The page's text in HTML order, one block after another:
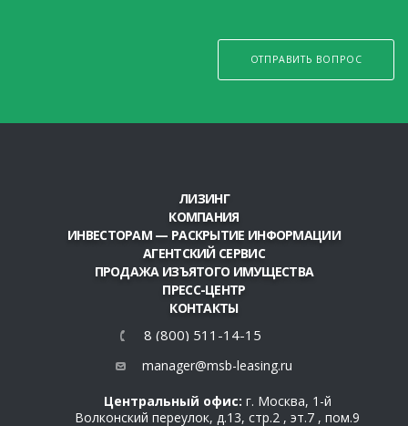
ОТПРАВИТЬ ВОПРОС
ЛИЗИНГ
КОМПАНИЯ
ИНВЕСТОРАМ — РАСКРЫТИЕ ИНФОРМАЦИИ
АГЕНТСКИЙ СЕРВИС
ПРОДАЖА ИЗЪЯТОГО ИМУЩЕСТВА
ПРЕСС-ЦЕНТР
КОНТАКТЫ
8 (800) 511-14-15
manager@msb-leasing.ru
Центральный офис: г. Москва, 1-й
Волконский переулок, д.13, стр.2 , эт.7 , пом.9